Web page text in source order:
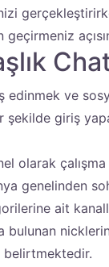
edinmek ve
şekilde giriş
olarak
genelinden
ait
bulunan
belirtmektedir.